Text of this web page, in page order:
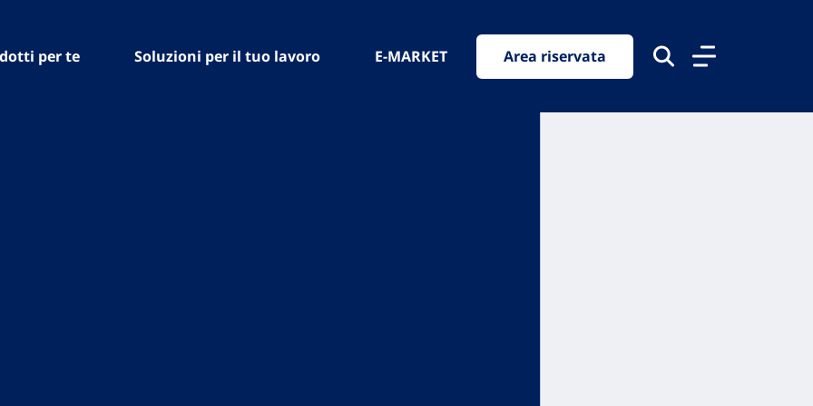
per te Soluzioni per il tuo lavoro E-MARKET Area riservata